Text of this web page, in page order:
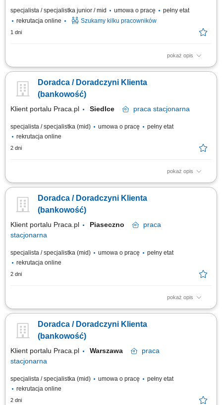
specjalista / specjalistka junior / mid umowa o pracę
pełny etat
rekrutacja online
Szukamy kilku pracowników
1 dni
pokaż opis
Zakres obowiązków: Prowadzenie telefonicznych rozmów z klientami
szkoleń z zakresu edukacji finansowej. Budowanie relacji z klientami oraz
pozyskiwanie nowych kontaktów dla partnerów biznesowych. Realizacja
Doradca / Doradczyni Klienta
(bankowość)
Klient portalu Praca.pl Siedlce praca stacjonarna
specjalista / specjalistka (mid) umowa o pracę
pełny etat
rekrutacja online
2 dni
pokaż opis
obsługa klientów; utrzymywanie dobrych relacji z klientami; realizacja
firm;
Doradca / Doradczyni Klienta
(bankowość)
Klient portalu Praca.pl Piaseczno
praca
stacjonarna
specjalista / specjalistka (mid) umowa o pracę
pełny etat
rekrutacja online
2 dni
pokaż opis
obsługa klientów; utrzymywanie dobrych relacji z klientami; realizacja
firm;
Doradca / Doradczyni Klienta
(bankowość)
Klient portalu Praca.pl Warszawa
praca
stacjonarna
specjalista / specjalistka (mid) umowa o pracę
pełny etat
rekrutacja online
2 dni